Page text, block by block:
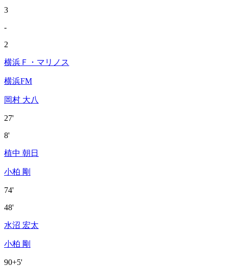
3
-
2
横浜Ｆ・マリノス
横浜FM
岡村 大八
27'
8'
植中 朝日
小柏 剛
74'
48'
水沼 宏太
小柏 剛
90+5'